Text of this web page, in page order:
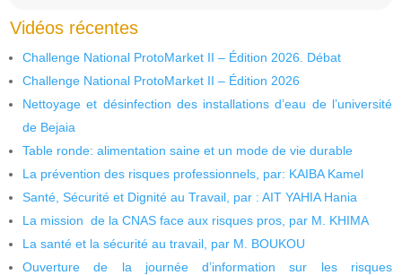
Vidéos récentes
Challenge National ProtoMarket II – Édition 2026. Débat
Challenge National ProtoMarket II – Édition 2026
Nettoyage et désinfection des installations d’eau de l’université
de Bejaia
Table ronde: alimentation saine et un mode de vie durable
La prévention des risques professionnels, par: KAIBA Kamel
Santé, Sécurité et Dignité au Travail, par : AIT YAHIA Hania
La mission de la CNAS face aux risques pros, par M. KHIMA
La santé et la sécurité au travail, par M. BOUKOU
Ouverture de la journée d’information sur les risques